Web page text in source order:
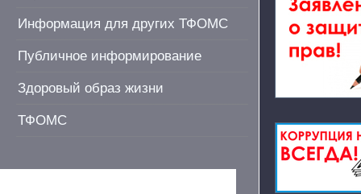
Информация для других ТФОМС
Публичное информирование
Здоровый образ жизни
ТФОМС